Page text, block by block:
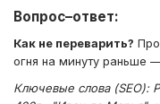
Вопрос–ответ:
Как не переварить?
огня на минуту раньше
Ключевые слова (SEO):